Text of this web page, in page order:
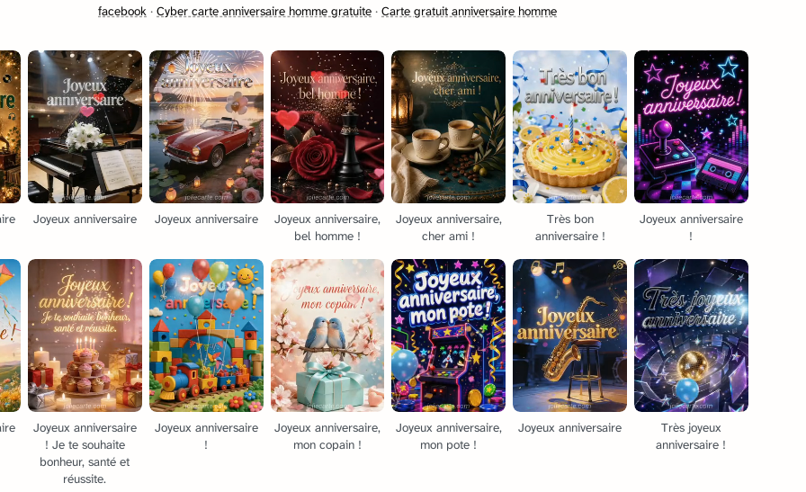
facebook · Cyber carte anniversaire homme gratuite · Carte gratuit anniversaire homme
Joyeux anniversaire Joyeux anniversaire
Joyeux anniversaire,
bel homme !
Joyeux anniversaire,
cher ami !
Très bon
anniversaire !
Joyeux anniversaire
!
Joyeux anniversaire
! Je te souhaite
bonheur, santé et
réussite.
Joyeux anniversaire
!
Joyeux anniversaire,
mon copain !
Joyeux anniversaire,
mon pote !
Joyeux anniversaire
Très joyeux
anniversaire !